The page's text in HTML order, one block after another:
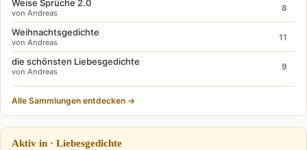
Weise Sprüche 2.0
von Andreas
8
Weihnachtsgedichte
von Andreas
11
die schönsten Liebesgedichte
von Andreas
9
Alle Sammlungen entdecken →
Aktiv in · Liebesgedichte